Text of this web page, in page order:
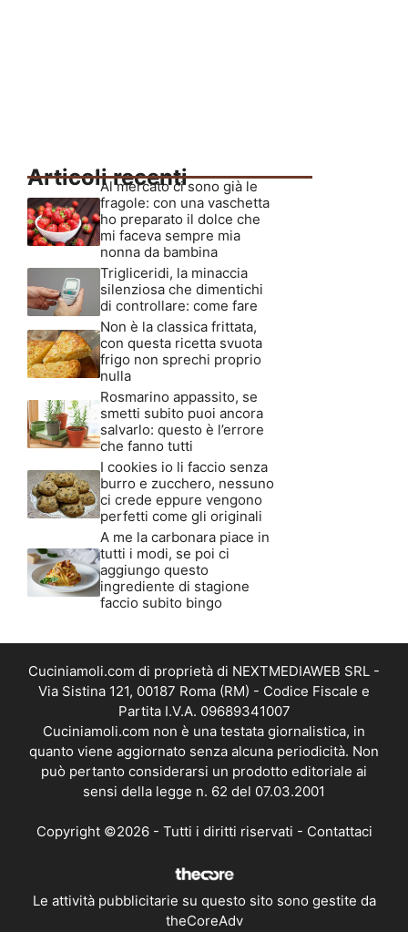
Articoli recenti
Al mercato ci sono già le
fragole: con una vaschetta
ho preparato il dolce che
mi faceva sempre mia
nonna da bambina
Trigliceridi, la minaccia
silenziosa che dimentichi
di controllare: come fare
Non è la classica frittata,
con questa ricetta svuota
frigo non sprechi proprio
nulla
Rosmarino appassito, se
smetti subito puoi ancora
salvarlo: questo è l’errore
che fanno tutti
I cookies io li faccio senza
burro e zucchero, nessuno
ci crede eppure vengono
perfetti come gli originali
A me la carbonara piace in
tutti i modi, se poi ci
aggiungo questo
ingrediente di stagione
faccio subito bingo
Cuciniamoli.com di proprietà di NEXTMEDIAWEB SRL -
Via Sistina 121, 00187 Roma (RM) - Codice Fiscale e
Partita I.V.A. 09689341007
Cuciniamoli.com non è una testata giornalistica, in
quanto viene aggiornato senza alcuna periodicità. Non
può pertanto considerarsi un prodotto editoriale ai
sensi della legge n. 62 del 07.03.2001
Copyright ©2026 - Tutti i diritti riservati - Contattaci
Le attività pubblicitarie su questo sito sono gestite da
theCoreAdv